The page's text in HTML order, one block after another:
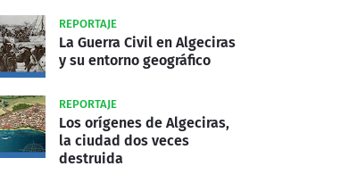
REPORTAJE
La Guerra Civil en Algeciras
y su entorno geográfico
REPORTAJE
Los orígenes de Algeciras,
la ciudad dos veces
destruida